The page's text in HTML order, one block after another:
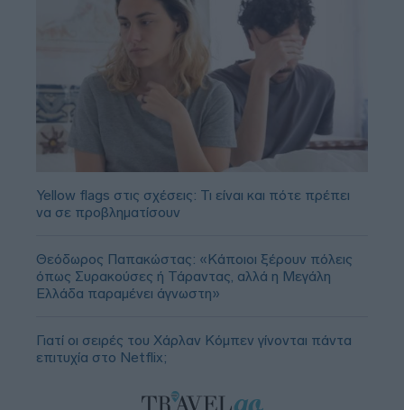
Yellow flags στις σχέσεις: Τι είναι και πότε πρέπει
να σε προβληματίσουν
Θεόδωρος Παπακώστας: «Κάποιοι ξέρουν πόλεις
όπως Συρακούσες ή Τάραντας, αλλά η Μεγάλη
Ελλάδα παραμένει άγνωστη»
Γιατί οι σειρές του Χάρλαν Κόμπεν γίνονται πάντα
επιτυχία στο Netflix;